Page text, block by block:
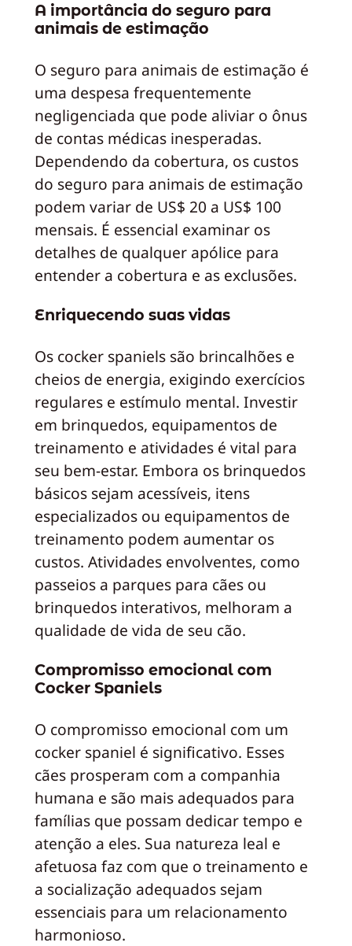
A importância do seguro para
animais de estimação
O seguro para animais de estimação é
uma despesa frequentemente
negligenciada que pode aliviar o ônus
de contas médicas inesperadas.
Dependendo da cobertura, os custos
do seguro para animais de estimação
podem variar de US$ 20 a US$ 100
mensais. É essencial examinar os
detalhes de qualquer apólice para
entender a cobertura e as exclusões.
Enriquecendo suas vidas
Os cocker spaniels são brincalhões e
cheios de energia, exigindo exercícios
regulares e estímulo mental. Investir
em brinquedos, equipamentos de
treinamento e atividades é vital para
seu bem-estar. Embora os brinquedos
básicos sejam acessíveis, itens
especializados ou equipamentos de
treinamento podem aumentar os
custos. Atividades envolventes, como
passeios a parques para cães ou
brinquedos interativos, melhoram a
qualidade de vida de seu cão.
Compromisso emocional com
Cocker Spaniels
O compromisso emocional com um
cocker spaniel é significativo. Esses
cães prosperam com a companhia
humana e são mais adequados para
famílias que possam dedicar tempo e
atenção a eles. Sua natureza leal e
afetuosa faz com que o treinamento e
a socialização adequados sejam
essenciais para um relacionamento
harmonioso.